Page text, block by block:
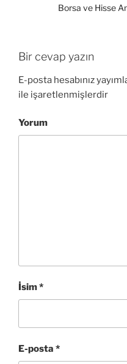
Borsa ve Hisse
Bir cevap yazın
E-posta hesabınız
ile işaretlenmişlerdir
Yorum
İsim*
E-posta *